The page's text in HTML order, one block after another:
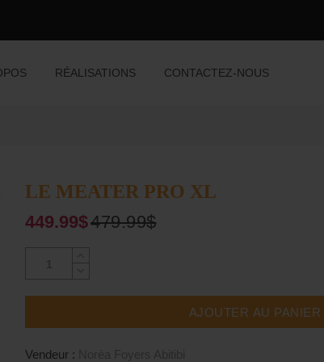
RÉALISATIONS CONTACTEZ-NOUS
LE MEATER PRO XL
449.99$479.99$
AJOUTER AU PANIER
Vendeur :